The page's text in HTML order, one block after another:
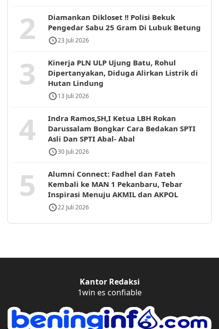
2
Diamankan Dikloset !! Polisi Bekuk
Pengedar Sabu 25 Gram Di Lubuk Betung
23 Juli 2026
3
Kinerja PLN ULP Ujung Batu, Rohul
Dipertanyakan, Diduga Alirkan Listrik di
Hutan Lindung
13 Juli 2026
4
Indra Ramos,SH,I Ketua LBH Rokan
Darussalam Bongkar Cara Bedakan SPTI
Asli Dan SPTI Abal- Abal
30 Juli 2026
5
Alumni Connect: Fadhel dan Fateh
Kembali ke MAN 1 Pekanbaru, Tebar
Inspirasi Menuju AKMIL dan AKPOL
22 Juli 2026
Kantor Redaksi
1win es confiable